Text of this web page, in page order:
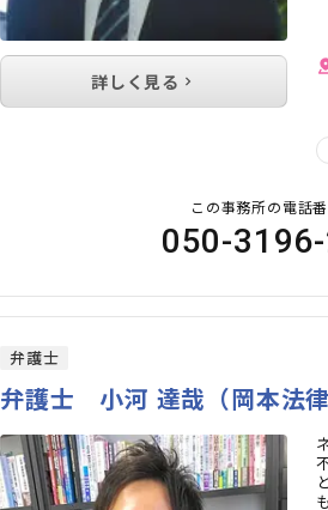
詳しく見る
この事務所の電話
050-
弁護士
弁護士 小河 達哉（岡本法律